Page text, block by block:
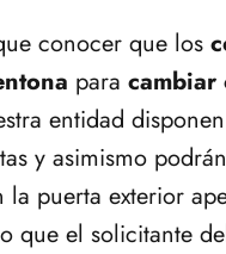
conocer que los
para cambiar
entidad
y asimismo podrán
la puerta exterior
que el solicitante